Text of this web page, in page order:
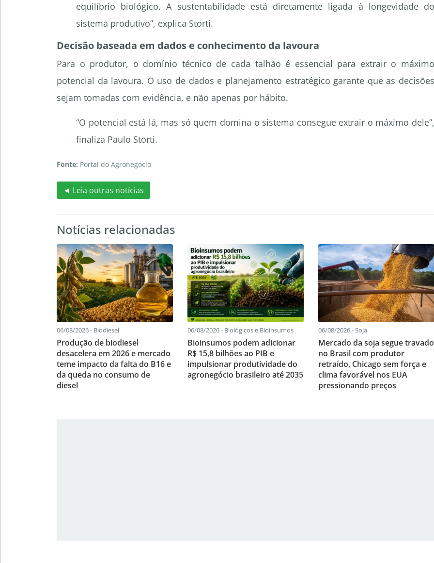
equilíbrio biológico. A sustentabilidade está diretamente ligada à longevidade do
sistema produtivo”, explica Storti.
Decisão baseada em dados e conhecimento da lavoura
Para o produtor, o domínio técnico de cada talhão é essencial para extrair o máximo
potencial da lavoura. O uso de dados e planejamento estratégico garante que as decisões
sejam tomadas com evidência, e não apenas por hábito.
“O potencial está lá, mas só quem domina o sistema consegue extrair o máximo dele”,
finaliza Paulo Storti.
Fonte: Portal do Agronegócio
◄ Leia outras notícias
Notícias relacionadas
06/08/2026 - Biodiesel
Produção de biodiesel
desacelera em 2026 e mercado
teme impacto da falta do B16 e
da queda no consumo de
diesel
06/08/2026 - Biológicos e Bioinsumos
Bioinsumos podem adicionar
R$ 15,8 bilhões ao PIB e
impulsionar produtividade do
agronegócio brasileiro até 2035
06/08/2026 - Soja
Mercado da soja segue travado
no Brasil com produtor
retraído, Chicago sem força e
clima favorável nos EUA
pressionando preços